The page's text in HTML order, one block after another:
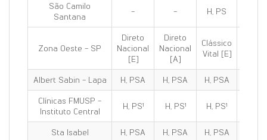
São Camilo
Santana
- - H, PS
Zona Oeste - SP
Direto
Nacional
[E]
Direto
Nacional
[A]
Clássico
Vital [E]
Albert Sabin - Lapa H, PSA H, PSA H, PSA
Clínicas FMUSP -
Instituto Central
H, PS¹ H, PS¹ H, PS¹
Sta Isabel H, PSA H, PSA H, PSA